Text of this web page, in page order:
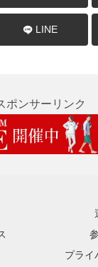
LINE
ポンサーリンク
プライ